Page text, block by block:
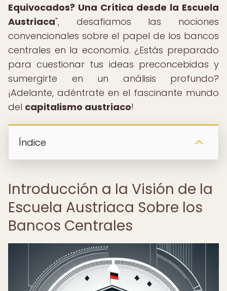
Equivocados? Una Crítica desde la Escuela
Austriaca", desafiamos las nociones
convencionales sobre el papel de los bancos
centrales en la economía. ¿Estás preparado
para cuestionar tus ideas preconcebidas y
sumergirte en un análisis profundo?
¡Adelante, adéntrate en el fascinante mundo
del capitalismo austriaco!
Índice
Introducción a la Visión de la
Escuela Austriaca Sobre los
Bancos Centrales